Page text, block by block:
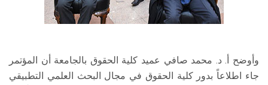
وأوضح أ. د. محمد صافي عميد كلية الحقوق بالجامعة أن المؤتمر
جاء اطلاعاً بدور كلية الحقوق في مجال البحث العلمي التطبيقي